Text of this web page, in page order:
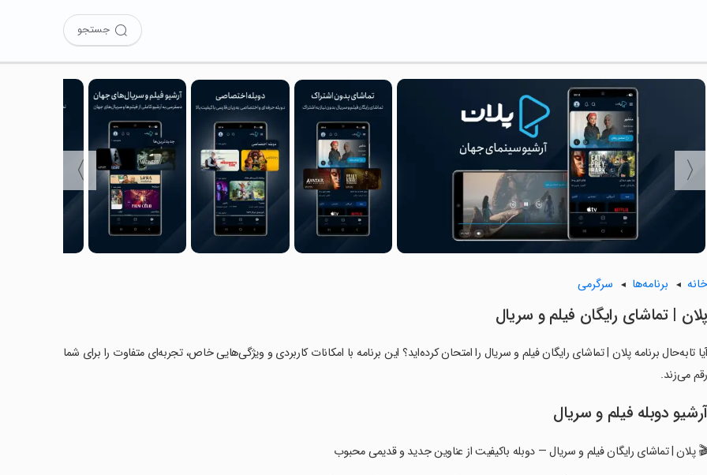
جستجو
〈
〉
خانه برنامه‌ها سرگرمی
‏‏‏‏پلان | تماشای رایگان فیلم و سریال
آیا تابه‌حال برنامه ‏‏‏‏پلان | تماشای رایگان فیلم و سریال را امتحان کرده‌اید؟ این برنامه با امکانات کاربردی و ویژگی‌هایی خاص، تجربه‌ای متفاوت را برای شما
رقم می‌زند.
آرشیو دوبله فیلم و سریال
‏‏‏‏🎬 ‏‏پلان | تماشای رایگان فیلم و سریال — دوبله باکیفیت از عناوین جدید و قدیمی محبوب